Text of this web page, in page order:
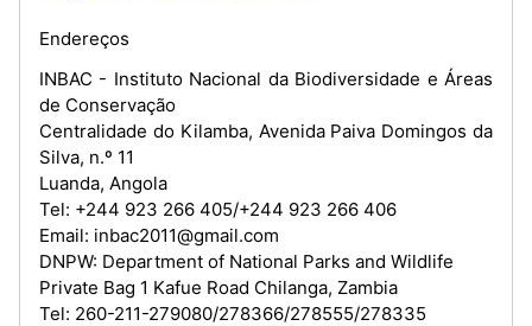
Endereços
INBAC - Instituto Nacional da Biodiversidade e Áreas
de Conservação
Centralidade do Kilamba, Avenida Paiva Domingos da
Silva, n.º 11
Luanda, Angola
Tel: +244 923 266 405/+244 923 266 406
Email: inbac2011@gmail.com
DNPW: Department of National Parks and Wildlife
Private Bag 1 Kafue Road Chilanga, Zambia
Tel: 260-211-279080/278366/278555/278335